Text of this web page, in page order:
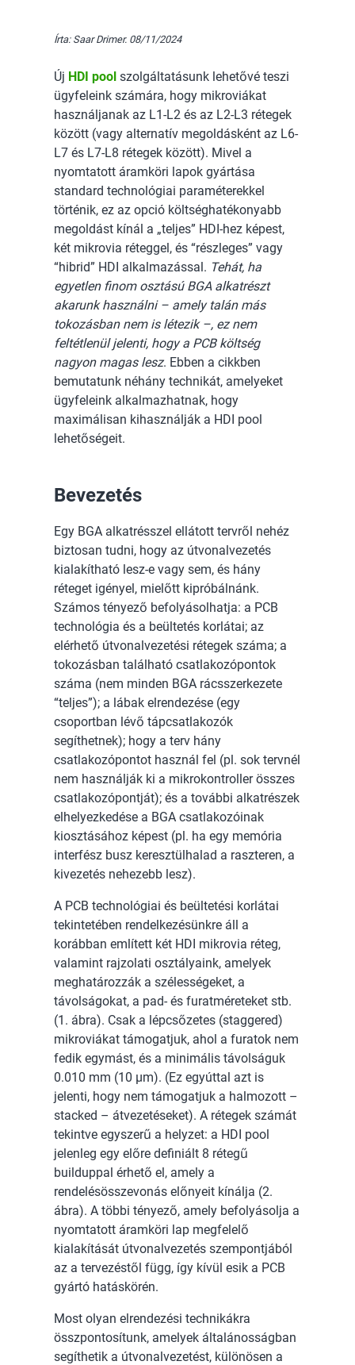
Írta: Saar Drimer. 08/11/2024
Új HDI pool szolgáltatásunk lehetővé teszi
ügyfeleink számára, hogy mikroviákat
használjanak az L1-L2 és az L2-L3 rétegek
között (vagy alternatív megoldásként az L6-
L7 és L7-L8 rétegek között). Mivel a
nyomtatott áramköri lapok gyártása
standard technológiai paraméterekkel
történik, ez az opció költséghatékonyabb
megoldást kínál a „teljes” HDI-hez képest,
két mikrovia réteggel, és “részleges” vagy
“hibrid” HDI alkalmazással. Tehát, ha
egyetlen finom osztású BGA alkatrészt
akarunk használni – amely talán más
tokozásban nem is létezik –, ez nem
feltétlenül jelenti, hogy a PCB költség
nagyon magas lesz. Ebben a cikkben
bemutatunk néhány technikát, amelyeket
ügyfeleink alkalmazhatnak, hogy
maximálisan kihasználják a HDI pool
lehetőségeit.
Bevezetés
Egy BGA alkatrésszel ellátott tervről nehéz
biztosan tudni, hogy az útvonalvezetés
kialakítható lesz-e vagy sem, és hány
réteget igényel, mielőtt kipróbálnánk.
Számos tényező befolyásolhatja: a PCB
technológia és a beültetés korlátai; az
elérhető útvonalvezetési rétegek száma; a
tokozásban található csatlakozópontok
száma (nem minden BGA rácsszerkezete
“teljes”); a lábak elrendezése (egy
csoportban lévő tápcsatlakozók
segíthetnek); hogy a terv hány
csatlakozópontot használ fel (pl. sok tervnél
nem használják ki a mikrokontroller összes
csatlakozópontját); és a további alkatrészek
elhelyezkedése a BGA csatlakozóinak
kiosztásához képest (pl. ha egy memória
interfész busz keresztülhalad a raszteren, a
kivezetés nehezebb lesz).
A PCB technológiai és beültetési korlátai
tekintetében rendelkezésünkre áll a
korábban említett két HDI mikrovia réteg,
valamint rajzolati osztályaink, amelyek
meghatározzák a szélességeket, a
távolságokat, a pad- és furatméreteket stb.
(1. ábra). Csak a lépcsőzetes (staggered)
mikroviákat támogatjuk, ahol a furatok nem
fedik egymást, és a minimális távolságuk
0.010 mm (10 µm). (Ez egyúttal azt is
jelenti, hogy nem támogatjuk a halmozott –
stacked – átvezetéseket). A rétegek számát
tekintve egyszerű a helyzet: a HDI pool
jelenleg egy előre definiált 8 rétegű
builduppal érhető el, amely a
rendelésösszevonás előnyeit kínálja (2.
ábra). A többi tényező, amely befolyásolja a
nyomtatott áramköri lap megfelelő
kialakítását útvonalvezetés szempontjából
az a tervezéstől függ, így kívül esik a PCB
gyártó hatáskörén.
Most olyan elrendezési technikákra
összpontosítunk, amelyek általánosságban
segíthetik a útvonalvezetést, különösen a